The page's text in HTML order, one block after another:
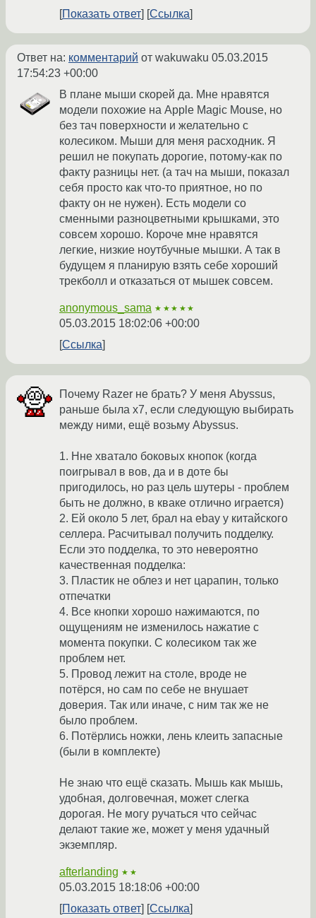
Показать ответ
Ссылка
Ответ на: комментарий от wakuwaku 05.03.2015
17:54:23 +00:00
В плане мыши скорей да. Мне нравятся
модели похожие на Apple Magic Mouse, но
без тач поверхности и желательно с
колесиком. Мыши для меня расходник. Я
решил не покупать дорогие, потому-как по
факту разницы нет. (а тач на мыши, показал
себя просто как что-то приятное, но по
факту он не нужен). Есть модели со
сменными разноцветными крышками, это
совсем хорошо. Короче мне нравятся
легкие, низкие ноутбучные мышки. А так в
будущем я планирую взять себе хороший
трекболл и отказаться от мышек совсем.
anonymous_sama ★★★★★
05.03.2015 18:02:06 +00:00
Ссылка
Почему Razer не брать? У меня Abyssus,
раньше была x7, если следующую выбирать
между ними, ещё возьму Abyssus.
1. Нне хватало боковых кнопок (когда
поигрывал в вов, да и в доте бы
пригодилось, но раз цель шутеры - проблем
быть не должно, в кваке отлично играется)
2. Ей около 5 лет, брал на ebay у китайского
селлера. Расчитывал получить подделку.
Если это подделка, то это невероятно
качественная подделка:
3. Пластик не облез и нет царапин, только
отпечатки
4. Все кнопки хорошо нажимаются, по
ощущениям не изменилось нажатие с
момента покупки. С колесиком так же
проблем нет.
5. Провод лежит на столе, вроде не
потёрся, но сам по себе не внушает
доверия. Так или иначе, с ним так же не
было проблем.
6. Потёрлись ножки, лень клеить запасные
(были в комплекте)
Не знаю что ещё сказать. Мышь как мышь,
удобная, долговечная, может слегка
дорогая. Не могу ручаться что сейчас
делают такие же, может у меня удачный
экземпляр.
afterlanding ★★
05.03.2015 18:18:06 +00:00
Показать ответ
Ссылка